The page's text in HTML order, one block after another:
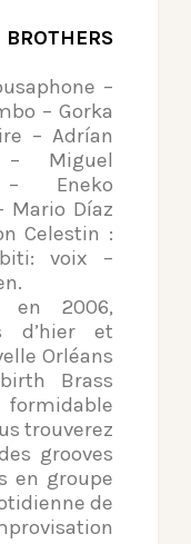
–
– Gorka
– Adrían
– Miguel
– Eneko
Mario Díaz
Celestin :
voix –
en 2006,
d’hier et
Orléans
Brass
trouverez
grooves
en groupe
de